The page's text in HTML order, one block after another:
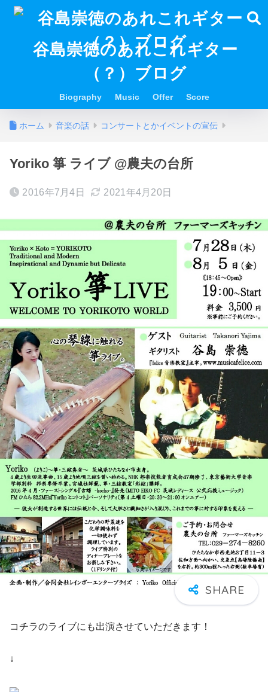
谷島崇徳のあれこれギター
（？）ブログ
Biography Music Offer Score
ホーム 音楽の話 コンサートとかイベントの宣伝
Yoriko 箏 ライブ @農夫の台所
2016年7月4日 2021年4月20日
コチラのライブにも出演させていただきます！
↓